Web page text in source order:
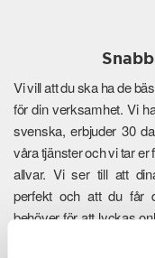
Vi vill att du ska ha de
för din verksamhet. Vi
svenska, erbjuder 30
våra tjänster och vi tar
allvar. Vi ser till att
perfekt och att du får
behöver för att lyckas